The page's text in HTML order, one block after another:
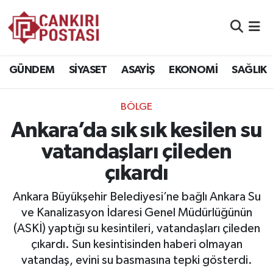
GÜNDEM SİYASET ASAYİŞ EKONOMİ SAĞLIK
BÖLGE
Ankara’da sık sık kesilen su
vatandaşları çileden
çıkardı
Ankara Büyükşehir Belediyesi’ne bağlı Ankara Su
ve Kanalizasyon İdaresi Genel Müdürlüğünün
(ASKİ) yaptığı su kesintileri, vatandaşları çileden
çıkardı. Sun kesintisinden haberi olmayan
vatandaş, evini su basmasına tepki gösterdi.
EKONOMİ
SPOR
EĞİTİM
YAŞAM
Trafik Durumu
Süper Lig Puan Durumu ve Fikstür
Tüm Manşetler
Son Dakika Haberleri
Haber Arşivi